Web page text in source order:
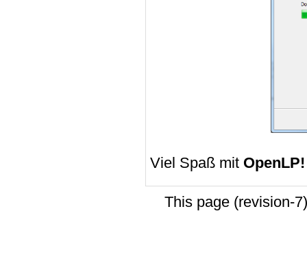
Viel Spaß mit OpenLP!
This page (revision-